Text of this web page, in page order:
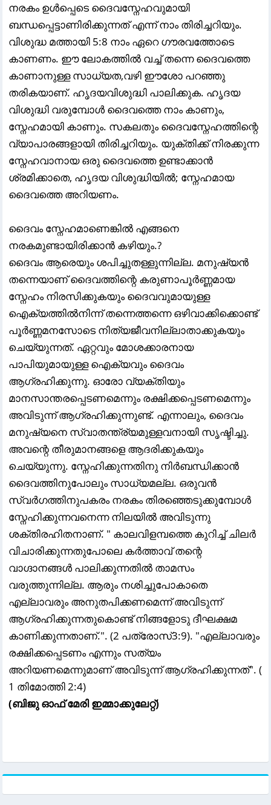
നരകം ഉൾപ്പെടെ ദൈവസ്നേഹവുമായി
ബന്ധപ്പെട്ടാണിരിക്കുന്നത് എന്ന് നാം തിരിച്ചറിയും.
വിശുദ്ധ മത്തായി 5:8 നാം ഏറെ ഗൗരവത്തോടെ
കാണണം. ഈ ലോകത്തിൽ വച്ച് തന്നെ ദൈവത്തെ
കാണാനുള്ള സാധ്യത,വഴി ഈശോ പറഞ്ഞു
തരികയാണ്. ഹൃദയവിശുദ്ധി പാലിക്കുക. ഹൃദയ
വിശുദ്ധി വരുമ്പോൾ ദൈവത്തെ നാം കാണും,
സ്നേഹമായി കാണും. സകലതും ദൈവസ്നേഹത്തിന്റെ
വ്യാപാരങ്ങളായി തിരിച്ചറിയും. യുക്തിക്ക് നിരക്കുന്ന
സ്നേഹവാനായ ഒരു ദൈവത്തെ ഉണ്ടാക്കാൻ
ശ്രമിക്കാതെ, ഹൃദയ വിശുദ്ധിയിൽ; സ്നേഹമായ
ദൈവത്തെ അറിയണം.
ദൈവം സ്നേഹമാണെങ്കിൽ എങ്ങനെ
നരകമുണ്ടായിരിക്കാൻ കഴിയും.?
ദൈവം ആരെയും ശപിച്ചുതള്ളുന്നില്ല. മനുഷ്യൻ
തന്നെയാണ് ദൈവത്തിന്റെ കരുണാപൂർണ്ണമായ
സ്നേഹം നിരസിക്കുകയും ദൈവവുമായുള്ള
ഐക്യത്തിൽനിന്ന് തന്നെത്തന്നെ ഒഴിവാക്കിക്കൊണ്ട്‌
പൂർണ്ണമനസോടെ നിത്യജീവനില്ലാതാക്കുകയും
ചെയ്യുന്നത്‌. ഏറ്റവും മോശക്കാരനായ
പാപിയുമായുള്ള ഐക്യവും ദൈവം
ആഗ്രഹിക്കുന്നു. ഓരോ വ്യക്തിയും
മാനസാന്തരപ്പെടണമെന്നും രക്ഷിക്കപ്പെടണമെന്നും
അവിടുന്ന് ആഗ്രഹിക്കുന്നുണ്ട്‌. എന്നാലും, ദൈവം
മനുഷ്യനെ സ്വാതന്ത്ര്യമുള്ളവനായി സൃഷ്ടിച്ചു.
അവന്റെ തീരുമാനങ്ങളെ ആദരിക്കുകയും
ചെയ്യുന്നു. സ്നേഹിക്കുന്നതിനു നിർബന്ധിക്കാൻ
ദൈവത്തിനുപോലും സാധ്യമല്ല. ഒരുവൻ
സ്വർഗത്തിനുപകരം നരകം തിരഞ്ഞെടുക്കുമ്പോൾ
സ്നേഹിക്കുന്നവനെന്ന നിലയിൽ അവിടുന്നു
ശക്തിരഹിതനാണ്. " കാലവിളമ്പത്തെ കുറിച്ച്‌ ചിലർ
വിചാരിക്കുന്നതുപോലെ കർത്താവ്‌ തന്റെ
വാഗ്ദാനങ്ങൾ പാലിക്കുന്നതിൽ താമസം
വരുത്തുന്നില്ല. ആരും നശിച്ചുപോകാതെ
എല്ലാവരും അനുതപിക്കണമെന്ന് അവിടുന്ന്
ആഗ്രഹിക്കുന്നതുകൊണ്ട്‌ നിങ്ങളോടു ദീഘക്ഷമ
കാണിക്കുന്നതാണ്.". (2 പത്രോസ്‌3:9). "എല്ലാവരും
രക്ഷിക്കപ്പെടണം എന്നും സത്യം
അറിയണമെന്നുമാണ് അവിടുന്ന് ആഗ്രഹിക്കുന്നത്‌". (
1 തിമോത്തി 2:4)
(ബിജു ഓഫ് മേരി ഇമ്മാക്കുലേറ്റ്)